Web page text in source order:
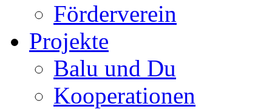
Förderverein
Projekte
Balu und Du
Kooperationen